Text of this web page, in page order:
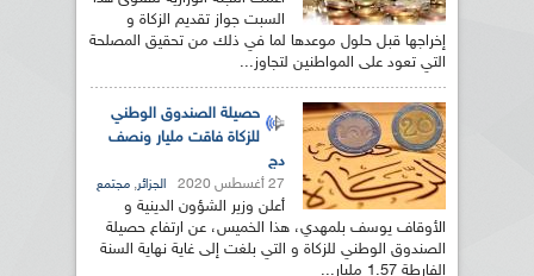
السبت جواز تقديم الزكاة و
إخراجها قبل حلول موعدها لما في ذلك من تحقيق المصلحة
التي تعود على المواطنين لتجاوز...
حصيلة الصندوق الوطني
للزكاة فاقت مليار ونصف
دج
27 أغسطس 2020 الجزائر, مجتمع
أعلن وزير الشؤون الدينية و
الأوقاف يوسف بلمهدي، هذا الخميس، عن ارتفاع حصيلة
الصندوق الوطني للزكاة و التي بلغت إلى غاية نهاية السنة
الفارطة 1.57 مليار...